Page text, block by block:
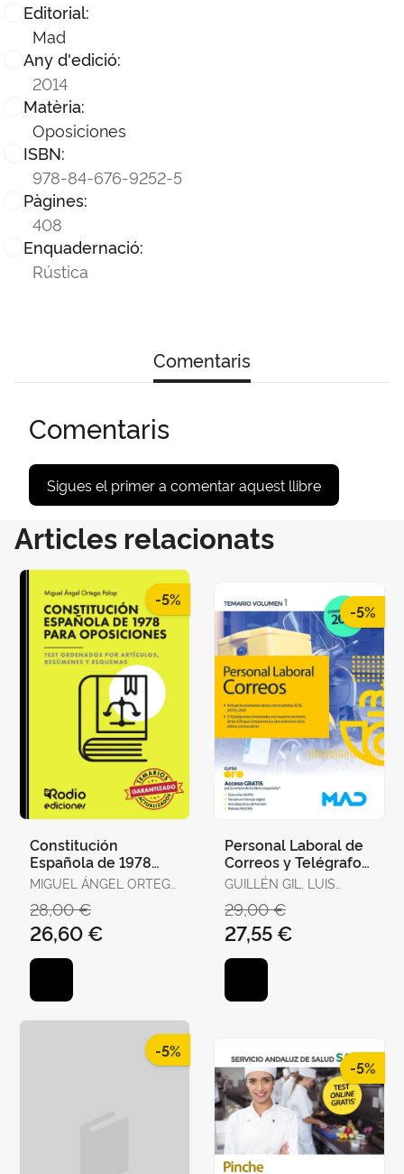
Editorial:
Mad
Any d'edició:
2014
Matèria:
Oposiciones
ISBN:
978-84-676-9252-5
Pàgines:
408
Enquadernació:
Rústica
Comentaris
Comentaris
Sigues el primer a comentar aquest llibre
Articles relacionats
-5%
Constitución
Española de 1978
para Oposiciones.
Artículos, Re
MIGUEL ÁNGEL ORTEGA
28,00 €
26,60 €
-5%
Personal Laboral de
Correos y Telégrafos.
Temario Volumen 1
GUILLÉN GIL, LUIS
DE CATALUNYA /
GUILLEN DIAZ,
LOURDES ALEJANDRA
29,00 €
27,55 €
-5%
-5%